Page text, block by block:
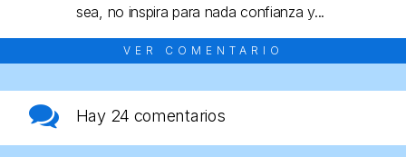
sea, no inspira para nada confianza y...
VER COMENTARIO
Hay 24 comentarios